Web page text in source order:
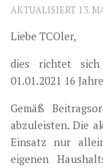
AKTUALISIERT 13.
Liebe TCOler,
dies richtet
01.01.2021 16
Gemäß
abzuleisten. Die
Einsatz nur
eigenen